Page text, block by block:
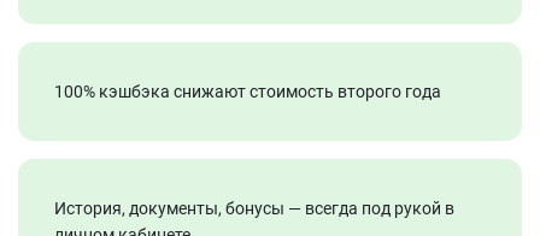
100% кэшбэка снижают стоимость второго года
История, документы, бонусы — всегда под рукой в